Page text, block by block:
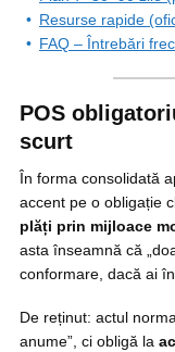
Resurse rapide
FAQ – Întrebări
POS
scurt
În forma consolidată
accent pe o obligație
plăți prin mijloace
asta înseamnă că
conformare, dacă ai
De reținut: actul
anume”, ci obligă la